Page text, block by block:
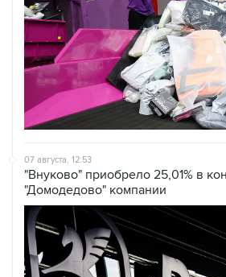
07 августа, 12:53
"Внуково" приобрело 25,01% в
"Домодедово" компании